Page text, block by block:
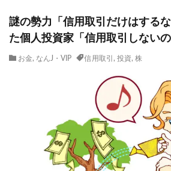
謎の勢力「信用取引だけはする
た個人投資家「信用取引しない
お金, なんJ・VIP 信用取引 , 投資, 株